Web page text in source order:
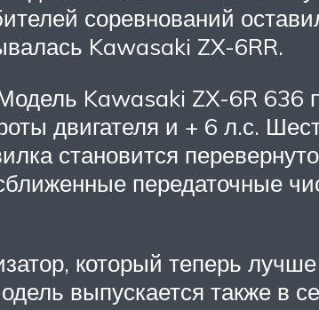
соревнований
Kawasaki ZX-6RR.
Kawasaki ZX-6R 636
двигателя и + 6 л.с.
становится
передаточные
который теперь
выпускается также в